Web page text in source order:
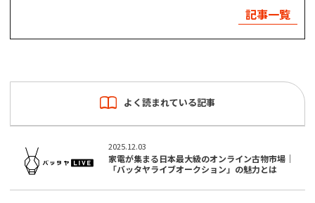
記事一覧
よく読まれている記事
2025.12.03
家電が集まる日本最大級のオンライン古物市場｜
「バッタヤライブオークション」の魅力とは